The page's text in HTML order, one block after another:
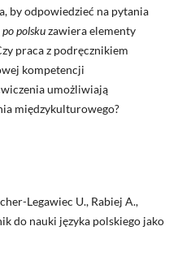
by odpowiedzieć na pytania
po polskuzawiera elementy
praca z podręcznikiem
kompetencji
umożliwiają
międzykulturowego?
Legawiec U., Rabiej A.,
do nauki języka polskiego jako